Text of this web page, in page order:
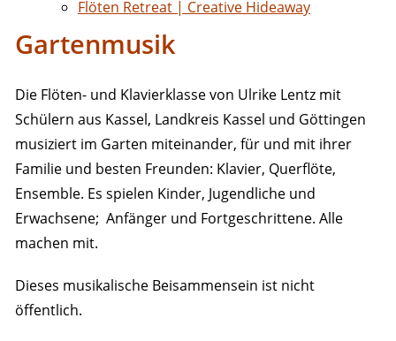
Flöten Retreat | Creative Hideaway
Gartenmusik
Die Flöten- und Klavierklasse von Ulrike Lentz mit
Schülern aus Kassel, Landkreis Kassel und Göttingen
musiziert im Garten miteinander, für und mit ihrer
Familie und besten Freunden: Klavier, Querflöte,
Ensemble. Es spielen Kinder, Jugendliche und
Erwachsene; Anfänger und Fortgeschrittene. Alle
machen mit.
Dieses musikalische Beisammensein ist nicht
öffentlich.